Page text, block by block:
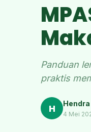
Panduan
praktis
H 4 Mei